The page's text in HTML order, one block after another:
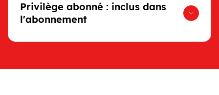
Privilège abonné : inclus dans
l'abonnement